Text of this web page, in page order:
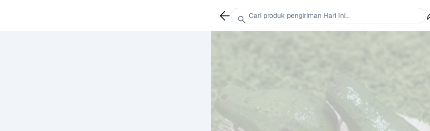
Cari produk pengiriman Hari Ini...